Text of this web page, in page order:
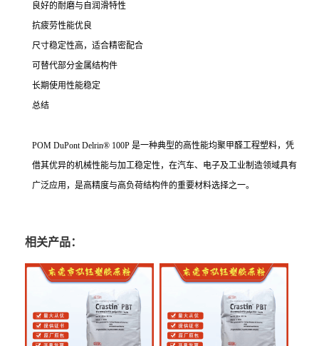
良好的耐磨与自润滑特性
抗疲劳性能优良
尺寸稳定性高，适合精密配合
可替代部分金属结构件
长期使用性能稳定
总结
POM DuPont Delrin® 100P 是一种典型的高性能均聚甲醛工程塑料，凭
借其优异的机械性能与加工稳定性，在汽车、电子及工业制造领域具有
广泛应用，是高精度与高负荷结构件的重要材料选择之一。
相关产品：